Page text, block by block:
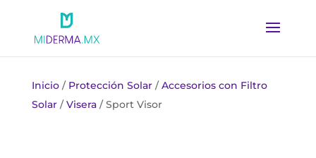
Inicio/ Protección Solar/Accesorios con Filtro
Solar/Visera/ Sport Visor